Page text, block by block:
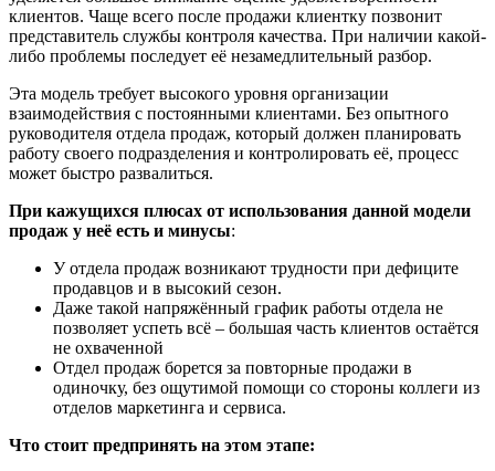
клиентов. Чаще всего после продажи клиентку позвонит
представитель службы контроля качества. При наличии какой-
либо проблемы последует её незамедлительный разбор.
Эта модель требует высокого уровня организации
взаимодействия с постоянными клиентами. Без опытного
руководителя отдела продаж, который должен планировать
работу своего подразделения и контролировать её, процесс
может быстро развалиться.
При кажущихся плюсах от использования данной модели
продаж у неё есть и минусы:
У отдела продаж возникают трудности при дефиците
продавцов и в высокий сезон.
Даже такой напряжённый график работы отдела не
позволяет успеть всё – большая часть клиентов остаётся
не охваченной
Отдел продаж борется за повторные продажи в
одиночку, без ощутимой помощи со стороны коллеги из
отделов маркетинга и сервиса.
Что стоит предпринять на этом этапе: